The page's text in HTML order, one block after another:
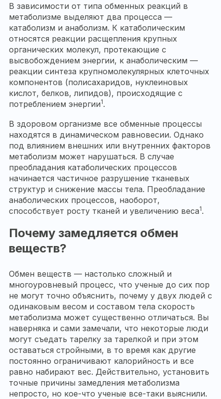
В зависимости от типа обменных реакций в
метаболизме выделяют два процесса —
катаболизм и анаболизм. К катаболическим
относятся реакции расщепления крупных
органических молекул, протекающие с
высвобождением энергии, к анаболическим —
реакции синтеза крупномолекулярных клеточных
компонентов (полисахаридов, нуклеиновых
кислот, белков, липидов), происходящие с
потреблением энергии1.
В здоровом организме все обменные процессы
находятся в динамическом равновесии. Однако
под влиянием внешних или внутренних факторов
метаболизм может нарушаться. В случае
преобладания катаболических процессов
начинается частичное разрушение тканевых
структур и снижение массы тела. Преобладание
анаболических процессов, наоборот,
способствует росту тканей и увеличению веса1.
Почему замедляется обмен
веществ?
Обмен веществ — настолько сложный и
многоуровневый процесс, что ученые до сих пор
не могут точно объяснить, почему у двух людей с
одинаковым весом и составом тела скорость
метаболизма может существенно отличаться. Вы
наверняка и сами замечали, что некоторые люди
могут съедать тарелку за тарелкой и при этом
оставаться стройными, в то время как другие
постоянно ограничивают калорийность и все
равно набирают вес. Действительно, установить
точные причины замедления метаболизма
непросто, но кое-что ученые все-таки выяснили.